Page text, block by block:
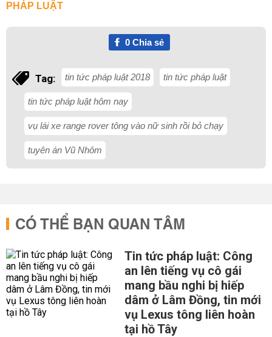
PHÁP LUẬT
0Chia sẻ
Tag: tin tức pháp luật 2018 tin tức pháp luật
tin tức pháp luật hôm nay
vụ lái xe range rover tông vào nữ sinh rồi bỏ chạy
tuyên án Vũ Nhôm
CÓ THỂ BẠN QUAN TÂM
Tin tức pháp luật: Công
an lên tiếng vụ cô gái
mang bầu nghi bị hiếp
dâm ở Lâm Đồng, tin mới
vụ Lexus tông liên hoàn
tại hồ Tây